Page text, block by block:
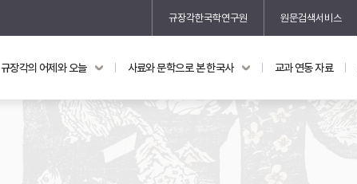
규장각한국학연구원 원문검색서비스
의궤와 지리지 도록
규장각의 어제와 오늘 사료와 문학으로 본 한국사 교과 연동 자료